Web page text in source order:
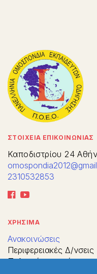
ΣΤΟΙΧΕΙΑ ΕΠΙΚΟΙΝΩΝΙΑΣ
Καποδιστρίου 24
2310532853
ΧΡΗΣΙΜΑ
Ανακοινώσεις
Περιφερειακές Δ/νσεις
Πολιτική απορρήτου